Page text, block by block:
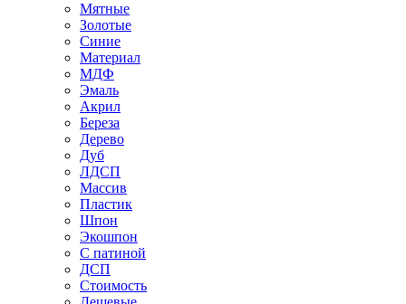
Мятные
Золотые
Синие
Материал
МДФ
Эмаль
Акрил
Береза
Дерево
Дуб
ЛДСП
Массив
Пластик
Шпон
Экошпон
С патиной
ДСП
Стоимость